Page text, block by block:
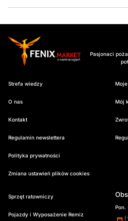
Pasjonaci
Strefa wiedzy
O nas
Kontakt
Regulamin newslettera
Polityka prywatności
Zmiana ustawień plików cookies
Mój
Sprzęt ratowniczy
Pojazdy i Wyposażenie Remiz
Pon.